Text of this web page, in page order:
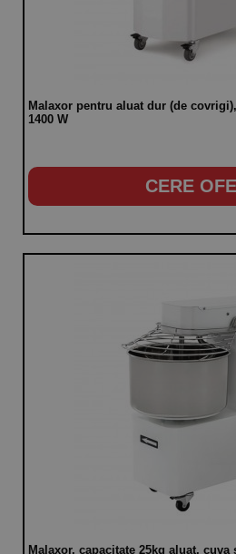
Malaxor pentru aluat dur (de
1400 W
CERE
Malaxor, capacitate 25kg aluat,